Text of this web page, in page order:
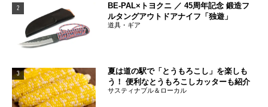
2
BE-PAL×トヨクニ ／ 45周年記念 鍛造フ
ルタングアウトドアナイフ「独遊」
道具・ギア
3
夏は道の駅で「とうもろこし」を楽しも
う！ 便利なとうもろこしカッターも紹介
サスティナブル＆ローカル